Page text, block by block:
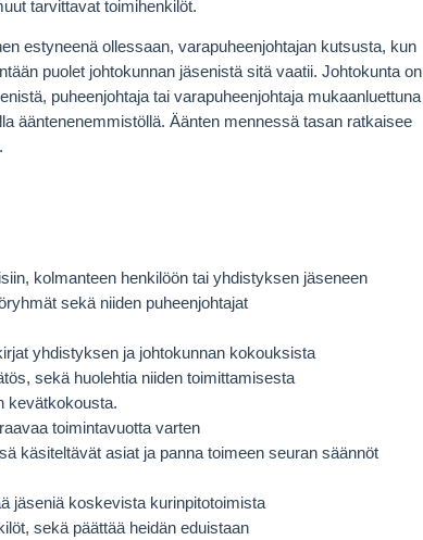
tarvittavat toimihenkilöt.
estyneenä ollessaan, varapuheenjohtajan kutsusta, kun
puolet johtokunnan jäsenistä sitä vaatii. Johtokunta on
puheenjohtaja tai varapuheenjohtaja mukaanluettuna
ääntenenemmistöllä. Äänten mennessä tasan ratkaisee
kolmanteen henkilöön tai yhdistyksen jäseneen
sekä niiden puheenjohtajat
yhdistyksen ja johtokunnan kokouksista
sekä huolehtia niiden toimittamisesta
kevätkokousta.
toimintavuotta varten
käsiteltävät asiat ja panna toimeen seuran säännöt
jäseniä koskevista kurinpitotoimista
sekä päättää heidän eduistaan